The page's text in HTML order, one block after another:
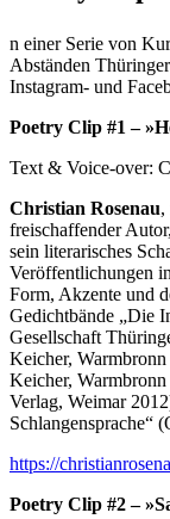
n einer Serie von
Abständen
Instagram- und
Poetry Clip #1 –
Text & Voice-over:
Christian Rosenau,
freischaffender
sein literarisches
Veröffentlichungen
Form, Akzente und
Gedichtbände „Die
Gesellschaft
Keicher,
Keicher,
Verlag, Weimar
Schlangensprache“
https://
Poetry Clip #2 –